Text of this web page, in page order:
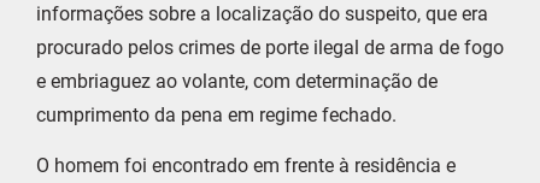
informações sobre a localização do suspeito, que era
procurado pelos crimes de porte ilegal de arma de fogo
e embriaguez ao volante, com determinação de
cumprimento da pena em regime fechado.
O homem foi encontrado em frente à residência e